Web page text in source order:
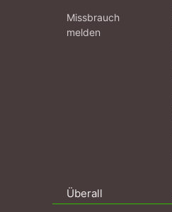
Missbrauch
melden
Überall